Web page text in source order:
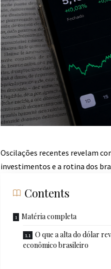
Oscilações recentes revelam
investimentos e a rotina dos
Contents
Matéria completa
O que a alta do dólar
econômico brasileiro